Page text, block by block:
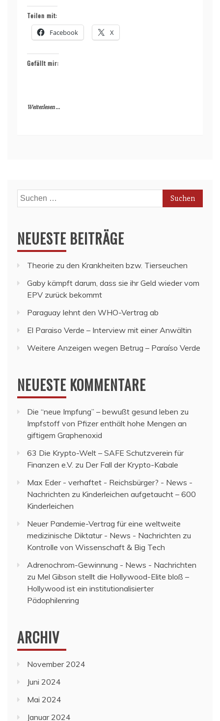
Teilen mit:
Facebook X
Gefällt mir:
Weiterlesen ...
Suchen
nach:
NEUESTE BEITRÄGE
Theorie zu den Krankheiten bzw. Tierseuchen
Gaby kämpft darum, dass sie ihr Geld wieder vom
EPV zurück bekommt
Paraguay lehnt den WHO-Vertrag ab
El Paraiso Verde – Interview mit einer Anwältin
Weitere Anzeigen wegen Betrug – Paraíso Verde
NEUESTE KOMMENTARE
Die “neue Impfung” – bewußt gesund leben zu
Impfstoff von Pfizer enthält hohe Mengen an
giftigem Graphenoxid
63 Die Krypto-Welt – SAFE Schutzverein für
Finanzen e.V. zu Der Fall der Krypto-Kabale
Max Eder - verhaftet - Reichsbürger? - News -
Nachrichten zu Kinderleichen aufgetaucht – 600
Kinderleichen
Neuer Pandemie-Vertrag für eine weltweite
medizinische Diktatur - News - Nachrichten zu
Kontrolle von Wissenschaft & Big Tech
Adrenochrom-Gewinnung - News - Nachrichten
zu Mel Gibson stellt die Hollywood-Elite bloß –
Hollywood ist ein institutionalisierter
Pädophilenring
ARCHIV
November 2024
Juni 2024
Mai 2024
Januar 2024